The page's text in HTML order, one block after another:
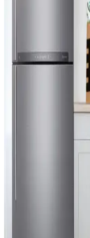
Beyaz Eşyaların
Tüketici
Beyaz eşyaların ömrü,
tüketici tercihlerindeki
karmaşık özellikler
Sürekli Uyarı
Teknolojik
Bazı airfryer modelleri
verirken, uygulama ve
tamamlıyor. Alternatif
CATL'nin İkinci
Bataryası ve
CATL'nin geliştirdiği
LG ThinQ Akıllı